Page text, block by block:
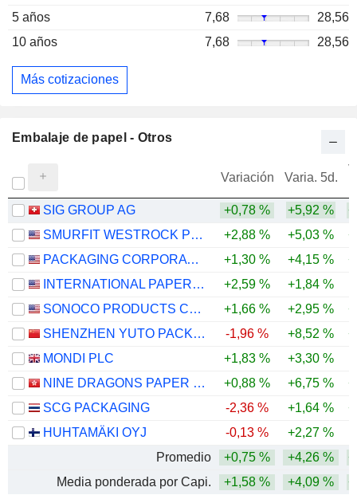
5 años
7,68
28,56
10 años
7,68 28,56
Más cotizaciones
Embalaje de papel - Otros
Variación Varia. 5d.
SIG GROUP AG +0,78 % +5,92 %
SMURFIT WESTROCK PLC
+2,88 % +5,03 %
PACKAGING CORPORATION OF AMERICA
+1,30 % +4,15 %
INTERNATIONAL PAPER COMPANY
+2,59 % +1,84 %
SONOCO PRODUCTS COMPANY
+1,66 % +2,95 %
SHENZHEN YUTO PACKAGING TECHNOLOGY CO., LTD.
-1,96 % +8,52 %
MONDI PLC
+1,83 % +3,30 %
NINE DRAGONS PAPER (HOLDINGS) LIMITED
+0,88 % +6,75 %
SCG PACKAGING
-2,36 % +1,64 %
HUHTAMÄKI OYJ
-0,13 % +2,27 %
Promedio
+0,75 % +4,26 %
Media ponderada por Capi.
+1,58 % +4,09 %